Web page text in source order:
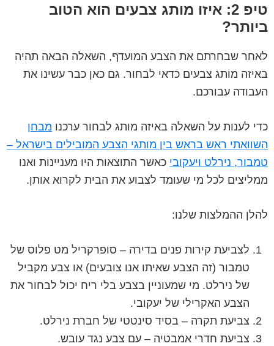
טיפ 2: איזו מותג צבעים הוא הטוב
ביותר?
לאחר שבחרתם את הצבע המועדף, השאלה הבאה תהיה
באיזה מותג צבעים כדאי לבחור. גם כאן כבר עשינו את
העבודה עבורכם.
כדי לענות על השאלה באיזה מותג לבחור ערכנו מבחן
השוואתי ראש בראש בין מותגי הצבע המובילים בישראל –
טמבור, נירלט ויעקובי כאשר התוצאות היו מעניינות ואנו
ממליצים לכל מי שעומד לצבוע את הבית לקרוא אותן.
להלן ההמלצות שלנו:
לצביעת קירות פנים בדירה – סופרקריל מט פלוס של
טמבור (זה הצבע שאיתו אנו צובעים) או צבע מקביל
של נירלט. מי שמעוניין בצבע בלי ריח יכול לבחור את
הצבע האקרילי של יעקובי.
צביעת תקרה – בסיד סינטטי של חברת נירלט.
צביעת חדרי אמבטיה – עם צבע נגד עובש.